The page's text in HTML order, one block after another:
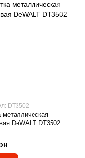
DT3502
металлическая
DeWALT DT3502